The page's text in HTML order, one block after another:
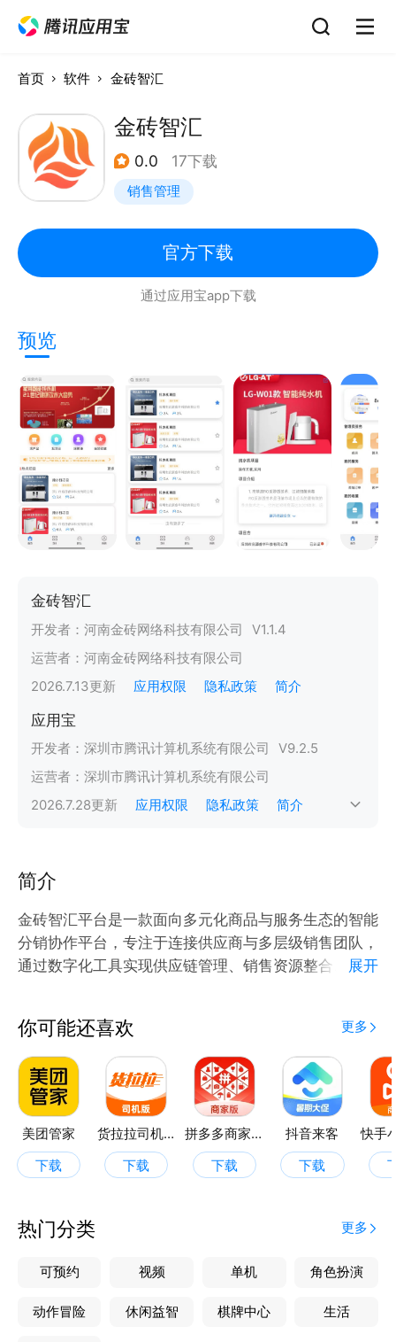
首页 软件 金砖智汇
金砖智汇
0.0 17下载
销售管理
官方下载
通过应用宝app下载
预览
金砖智汇
开发者： 河南金砖网络科技有限公司 V1.1.4
运营者： 河南金砖网络科技有限公司
2026.7.13更新 应用权限 隐私政策 简介
应用宝
开发者： 深圳市腾讯计算机系统有限公司 V9.2.5
运营者： 深圳市腾讯计算机系统有限公司
2026.7.28更新 应用权限 隐私政策 简介
简介
金砖智汇平台是一款面向多元化商品与服务生态的智能
分销协作平台，专注于连接供应商与多层级销售团队，
通过数字化工具实现供应链管理、销售资源整合、全流
展开
你可能还喜欢 更多
美团管家
下载
货拉拉司机版
下载
拼多多商家版
下载
抖音来客
下载
热门分类 更多
可预约 视频 单机 角色扮演
动作冒险 休闲益智 棋牌中心 生活